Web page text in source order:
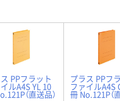
PPフラット
ルA4S YL 10
（直送品）
プラス PPフ
ファイルA4S
冊 No.121P（